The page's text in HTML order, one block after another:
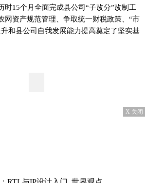
时15个月全面完成县公司“子改分”改制工
网资产规范管理、争取统一财税政策、“市
和县公司自我发展能力提高奠定了坚实基
X 关闭